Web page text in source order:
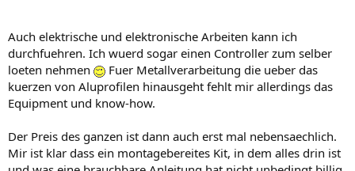
Auch elektrische und elektronische Arbeiten kann ich
durchfuehren. Ich wuerd sogar einen Controller zum selber
loeten nehmen
Fuer Metallverarbeitung die ueber das
kuerzen von Aluprofilen hinausgeht fehlt mir allerdings das
Equipment und know-how.
Der Preis des ganzen ist dann auch erst mal nebensaechlich.
Mir ist klar dass ein montagebereites Kit, in dem alles drin ist